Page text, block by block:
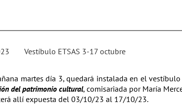
Vestíbulo ETSAS 3-17 octubre
martes día 3, quedará instalada en el
del patrimonio cultural, comisariada por María
allí expuesta del 03/10/23 al 17/10/23.